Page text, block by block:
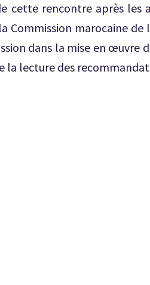
cette rencontre après les
Commission marocaine de
dans la mise en œuvre
la lecture des